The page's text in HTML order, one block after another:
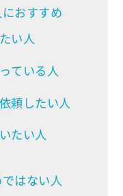
おすすめ
い人
ている人
頼したい人
たい人
はない人